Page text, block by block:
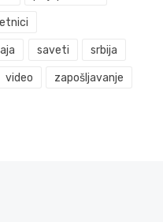
saveti srbija
video zapošljavanje